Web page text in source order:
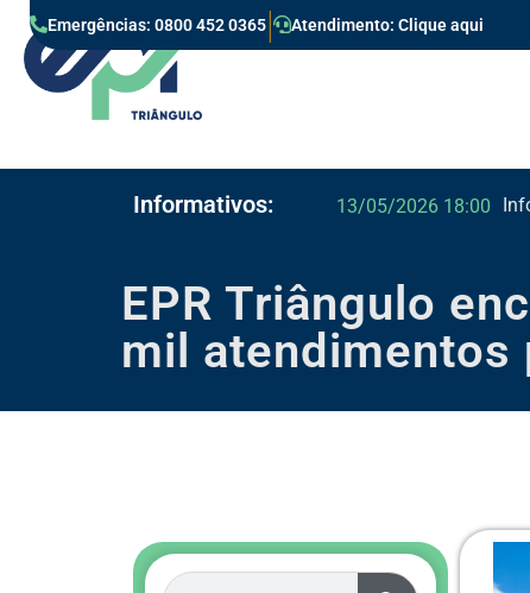
Informativos: 13/05/2026 18:00
13/02/2026 16:31 Inf
Emergências: 0800 452 0365| Atendimento: Clique aqui
EPR Triângulo
mil atendimentos